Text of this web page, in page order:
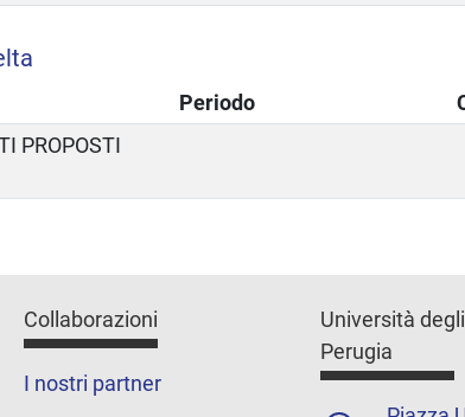
Periodo
PROPOSTI
Collaborazioni
I nostri partner
Università
Perugia